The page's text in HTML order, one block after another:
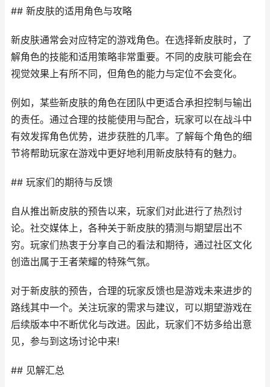
## 新皮肤的适用角色与攻略
新皮肤通常会对应特定的游戏角色。在选择新皮肤时，了
解角色的技能和适用策略非常重要。不同的皮肤可能会在
视觉效果上有所不同，但角色的能力与定位不会变化。
例如，某些新皮肤的角色在团队中更适合承担控制与输出
的责任。通过合理的技能使用与配合，玩家可以在战斗中
有效发挥角色优势，进步获胜的几率。了解每个角色的细
节将帮助玩家在游戏中更好地利用新皮肤特有的魅力。
## 玩家们的期待与反馈
自从推出新皮肤的预告以来，玩家们对此进行了热烈讨
论。社交媒体上，各种关于新皮肤的猜测与期望层出不
穷。玩家们热衷于分享自己的看法和期待，通过社区文化
创造出属于王者荣耀的特殊气氛。
对于新皮肤的预告，合理的玩家反馈也是游戏未来进步的
路线其中一个。关注玩家的需求与建议，可以期望游戏在
后续版本中不断优化与改进。因此，玩家们不妨多给出意
见，参与到这场讨论中来!
## 见解汇总